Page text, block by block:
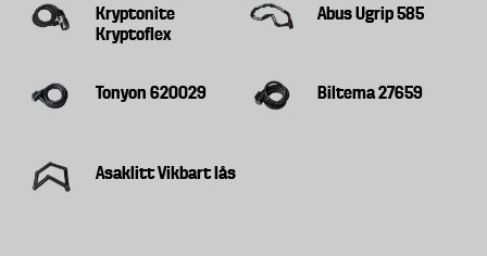
Kryptonite
Kryptoflex
Abus Ugrip 585
Tonyon 620029 Biltema 27659
Asaklitt Vikbart lås